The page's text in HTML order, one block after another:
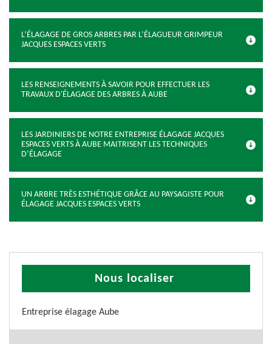
L’ÉLAGAGE DE GROS ARBRES PAR L’ÉLAGUEUR GRIMPEUR
JACQUES ESPACES VERTS
LES RENSEIGNEMENTS À SAVOIR POUR EFFECTUER LES
TRAVAUX D'ÉLAGAGE DES ARBRES À AUBE
LES JARDINIERS DE NOTRE ENTREPRISE ÉLAGAGE JACQUES
ESPACES VERTS À AUBE MAITRISENT LES TECHNIQUES
D’ÉLAGAGE
UN ARBRE TRÈS ESTHÉTIQUE GRÂCE AU PAYSAGISTE POUR
ÉLAGAGE JACQUES ESPACES VERTS
Nous localiser
Entreprise élagage Aube